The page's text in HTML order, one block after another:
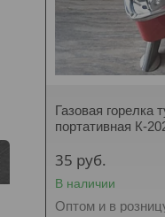
Газовая горелка
портативная К-
35 руб.
В наличии
Оптом и в